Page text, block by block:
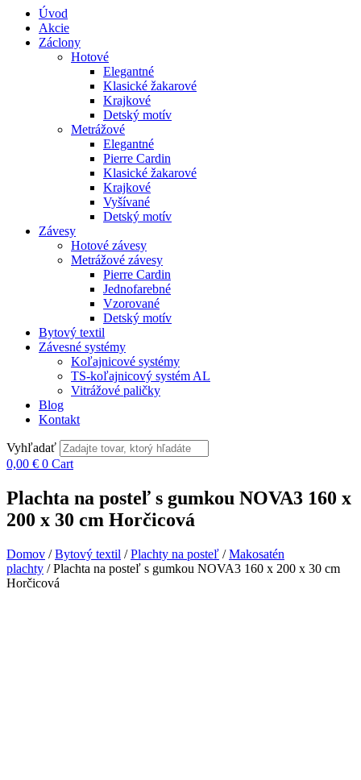
Úvod
Akcie
Záclony
Hotové
Elegantné
Klasické žakarové
Krajkové
Detský motív
Metrážové
Elegantné
Pierre Cardin
Klasické žakarové
Krajkové
Vyšívané
Detský motív
Závesy
Hotové závesy
Metrážové závesy
Pierre Cardin
Jednofarebné
Vzorované
Detský motív
Bytový textil
Závesné systémy
Koľajnicové systémy
TS-koľajnicový systém AL
Vitrážové paličky
Blog
Kontakt
Vyhľadať
0,00 € 0 Cart
Plachta na posteľ s gumkou NOVA3 160 x
200 x 30 cm Horčicová
Domov /Bytový textil /Plachty na posteľ /Makosatén
plachty / Plachta na posteľ s gumkou NOVA3 160 x 200 x 30 cm
Horčicová